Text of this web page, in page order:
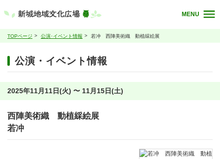
MENU
TOPページ 公演･イベント情報 若冲 西陣美術織 動植綵絵展
公演・イベント情報
2025年11月11日(火) 〜 11月15日(土)
西陣美術織 動植綵絵展
若冲